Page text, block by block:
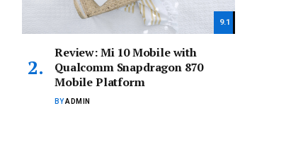
9.1
Review: Mi 10 Mobile with
Qualcomm Snapdragon 870
Mobile Platform
BYADMIN